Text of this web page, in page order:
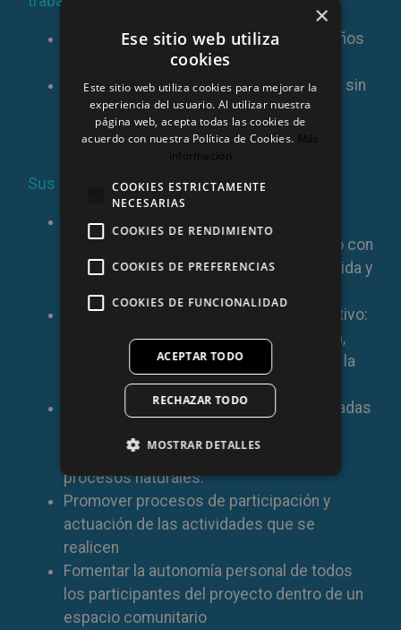
Población infanto-juvenil (a partir de 6 años
hasta los 18 años)
Población adulta (a partir de los 18 años sin
límite de edad superior)
Sus objetivos principales son:
Proporcionar un espacio libre que les
permita realizar actividades en contacto con
la naturaleza, mejorando su calidad de vida y
fomentando una alimentación saludable
Promover prácticas ambientales de cultivo:
gestión de los residuos, ahorro del agua,
recuperación de usos y costumbres de la
agricultura tradicional
Promover prácticas de horticultura basadas
adquiriendo unos conocimientos de los
procesos naturales.
Promover procesos de participación y
actuación de las actividades que se
realicen
Fomentar la autonomía personal de todos
los participantes del proyecto dentro de un
espacio comunitario
×
Ese sitio web utiliza
cookies
Este sitio web utiliza cookies para mejorar la
experiencia del usuario. Al utilizar nuestra
página web, acepta todas las cookies de
acuerdo con nuestra Política de Cookies. Más
información
COOKIES ESTRICTAMENTE
NECESARIAS
COOKIES DE RENDIMIENTO
COOKIES DE PREFERENCIAS
COOKIES DE FUNCIONALIDAD
ACEPTAR TODO
RECHAZAR TODO
MOSTRAR DETALLES